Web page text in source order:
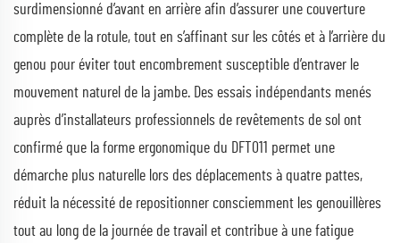
surdimensionné d’avant en arrière afin d’assurer une couverture
complète de la rotule, tout en s’affinant sur les côtés et à l’arrière du
genou pour éviter tout encombrement susceptible d’entraver le
mouvement naturel de la jambe. Des essais indépendants menés
auprès d’installateurs professionnels de revêtements de sol ont
confirmé que la forme ergonomique du DFT011 permet une
démarche plus naturelle lors des déplacements à quatre pattes,
réduit la nécessité de repositionner consciemment les genouillères
tout au long de la journée de travail et contribue à une fatigue